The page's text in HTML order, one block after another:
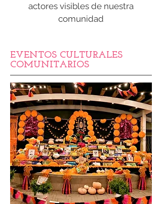
actores visibles de nuestra
comunidad
EVENTOS CULTURALES
COMUNITARIOS